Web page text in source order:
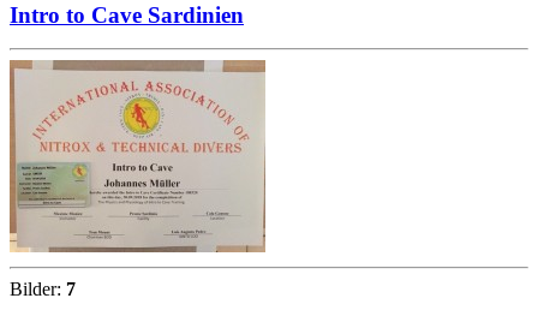
Intro to Cave Sardinien
Bilder: 7